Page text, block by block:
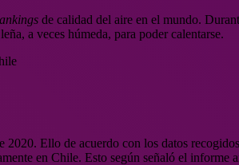
de calidad del aire en el mundo.
a veces húmeda, para poder calentarse.
2020. Ello de acuerdo con los datos
en Chile. Esto según señaló el